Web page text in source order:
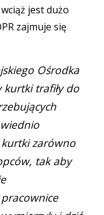
jest dużo
zajmuje się
Ośrodka
kurtki trafiły do
zarówno
tak aby